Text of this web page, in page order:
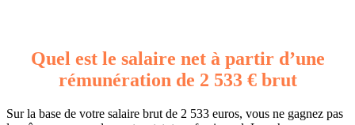
Quel est le salaire net à partir d’une
rémunération de 2 533 € brut
Sur la base de votre salaire brut de 2 533 euros, vous ne gagnez pas